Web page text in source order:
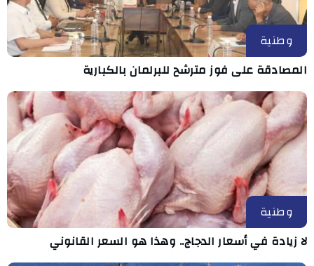
وطنية
المصادقة على فوز مترشح للبرلمان بالكبارية
وطنية
لا زيادة في أسعار الدجاج.. وهذا هو السعر القانوني